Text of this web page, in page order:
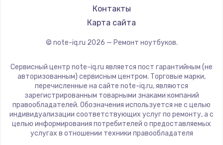
LG
Panasonic
ZTE
Hiper
Evga
Google
Echips
Контакты
Карта сайта
© note-iq.ru 2026 — Ремонт ноутбуков.
Сервисный центр note-iq.ru является пост гарантийным (не
авторизованным) сервисным центром. Торговые марки,
перечисленные на сайте note-iq.ru, являются
зарегистрированным товарными знаками компаний
правообладателей. Обозначения используется не с целью
индивидуализации соответствующих услуг по ремонту, а с
целью информирования потребителей о предоставляемых
услугах в отношении техники правообладателя